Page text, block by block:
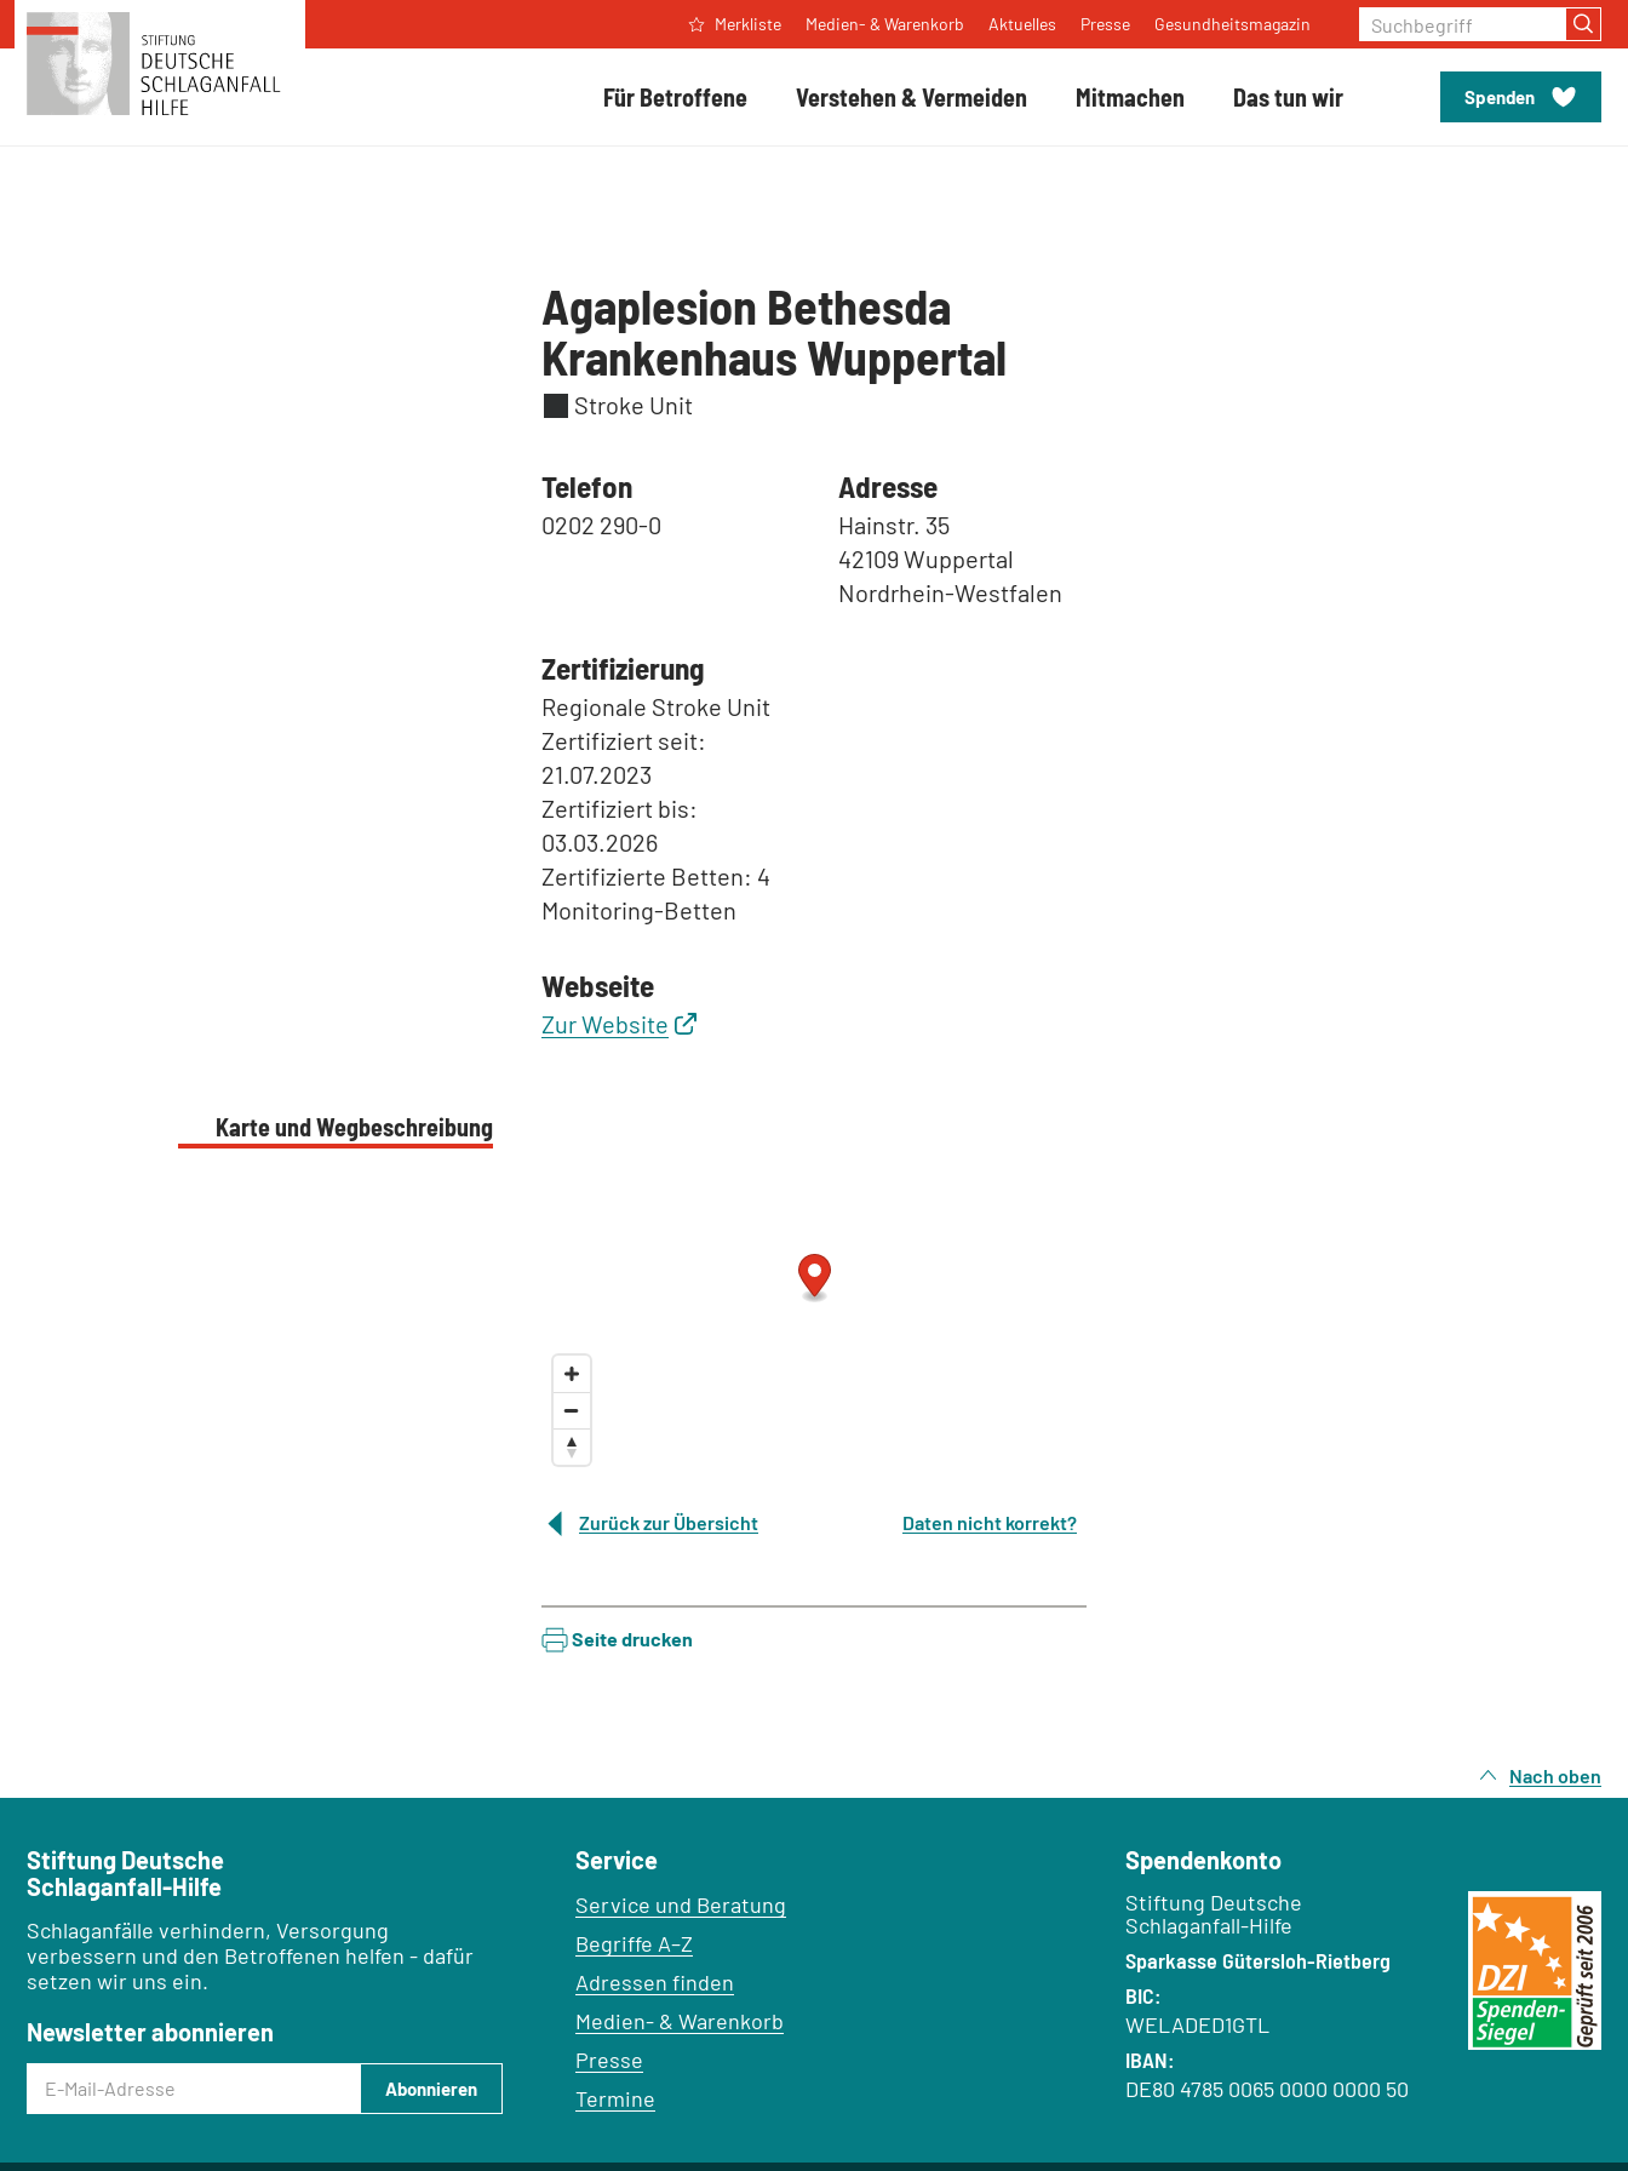
Zum Inhalt springen
Für Betroffene Verstehen & Vermeiden Mitmachen Das tun wir Spenden
Merkliste Medien- & Warenkorb Aktuelles Presse Gesundheitsmagazin Suchbegriff
Agaplesion Bethesda
Krankenhaus Wuppertal
Stroke Unit
Telefon
0202 290-0
Adresse
Hainstr. 35
42109 Wuppertal
Nordrhein-Westfalen
Zertifizierung
Regionale Stroke Unit
Zertifiziert seit:
21.07.2023
Zertifiziert bis:
03.03.2026
Zertifizierte Betten: 4
Monitoring-Betten
Webseite
Zur Website
Karte und Wegbeschreibung
Zurück zur Übersicht Daten nicht korrekt?
Seite drucken
Nach oben
Stiftung Deutsche
Schlaganfall-Hilfe
Schlaganfälle verhindern, Versorgung
verbessern und den Betroffenen helfen - dafür
setzen wir uns ein.
Newsletter abonnieren
E-Mail-Adresse
Abonnieren
Service
Service und Beratung
Begriffe A–Z
Adressen finden
Medien- & Warenkorb
Presse
Termine
Spendenkonto
Empfänger:
Stiftung Deutsche
Schlaganfall-Hilfe
Bank:
Sparkasse Gütersloh-Rietberg
BIC:
WELADED1GTL
IBAN:
DE80 4785 0065 0000 0000 50